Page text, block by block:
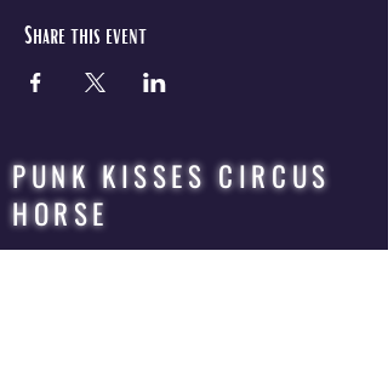
Share this event
PUNK KISSES CIRCUS
HORSE